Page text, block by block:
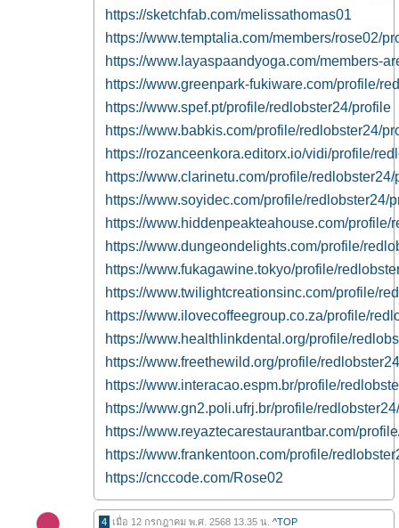
https://sketchfab.com/melissathomas01
https://www.temptalia.com/members/rose02/
https://www.layaspaandyoga.com/members-
https://www.greenpark-fukiware.com/profile/
https://www.spef.pt/profile/redlobster24/profile
https://www.babkis.com/profile/redlobster24/
https://rozanceenkora.editorx.io/vidi/profile/
https://www.clarinetu.com/profile/redlobster24/
https://www.soyidec.com/profile/redlobster24/
https://www.hiddenpeakteahouse.com/profile/
https://www.dungeondelights.com/profile/
https://www.fukagawine.tokyo/profile/
https://www.twilightcreationsinc.com/profile/
https://www.ilovecoffeegroup.co.za/profile/
https://www.healthlinkdental.org/profile/
https://www.freethewild.org/profile/
https://www.interacao.espm.br/profile/
https://www.gn2.poli.ufrj.br/profile/
https://www.reyaztecarestaurantbar.com/
https://www.frankentoon.com/profile/
https://cnccode.com/Rose02
4 เมื่อ 12 กรกฎาคม พ.ศ. 2568 13.35 น. ^TOP